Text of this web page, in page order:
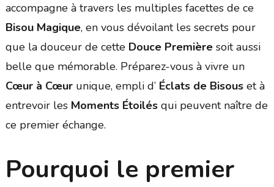
accompagne à travers les multiples facettes de ce
Bisou Magique, en vous dévoilant les secrets pour
que la douceur de cette Douce Premièresoit aussi
belle que mémorable. Préparez-vous à vivre un
Cœur à Cœurunique, empli d’ Éclats de Bisouset à
entrevoir les Moments Étoilésqui peuvent naître de
ce premier échange.
Pourquoi le premier